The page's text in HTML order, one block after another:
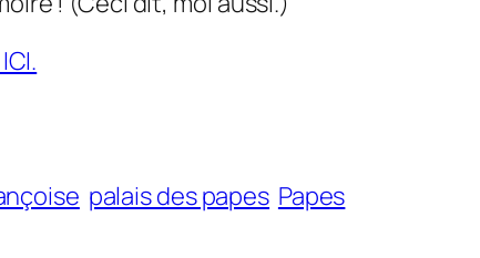
palais des papes Papes